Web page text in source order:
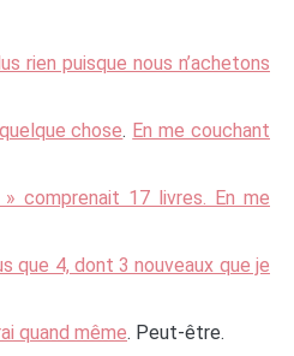
rien puisque nous n’achetons
chose. En me couchant
comprenait 17 livres. En me
que 4, dont 3 nouveaux que je
quand même. Peut-être.